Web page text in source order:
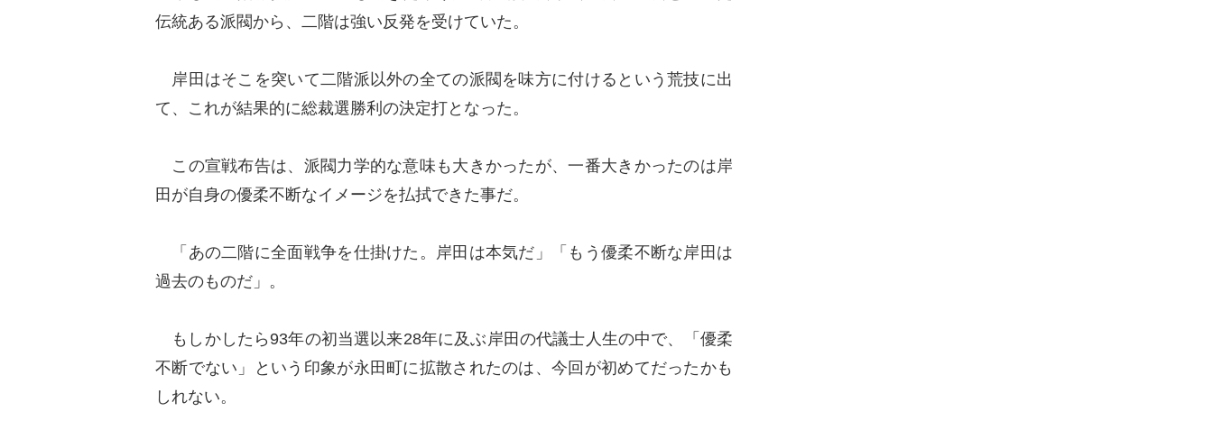
伝統ある派閥から、二階は強い反発を受けていた。
岸田はそこを突いて二階派以外の全ての派閥を味方に付けるという荒技に出
て、これが結果的に総裁選勝利の決定打となった。
この宣戦布告は、派閥力学的な意味も大きかったが、一番大きかったのは岸
田が自身の優柔不断なイメージを払拭できた事だ。
「あの二階に全面戦争を仕掛けた。岸田は本気だ」「もう優柔不断な岸田は
過去のものだ」。
もしかしたら93年の初当選以来28年に及ぶ岸田の代議士人生の中で、「優柔
不断でない」という印象が永田町に拡散されたのは、今回が初めてだったかも
しれない。